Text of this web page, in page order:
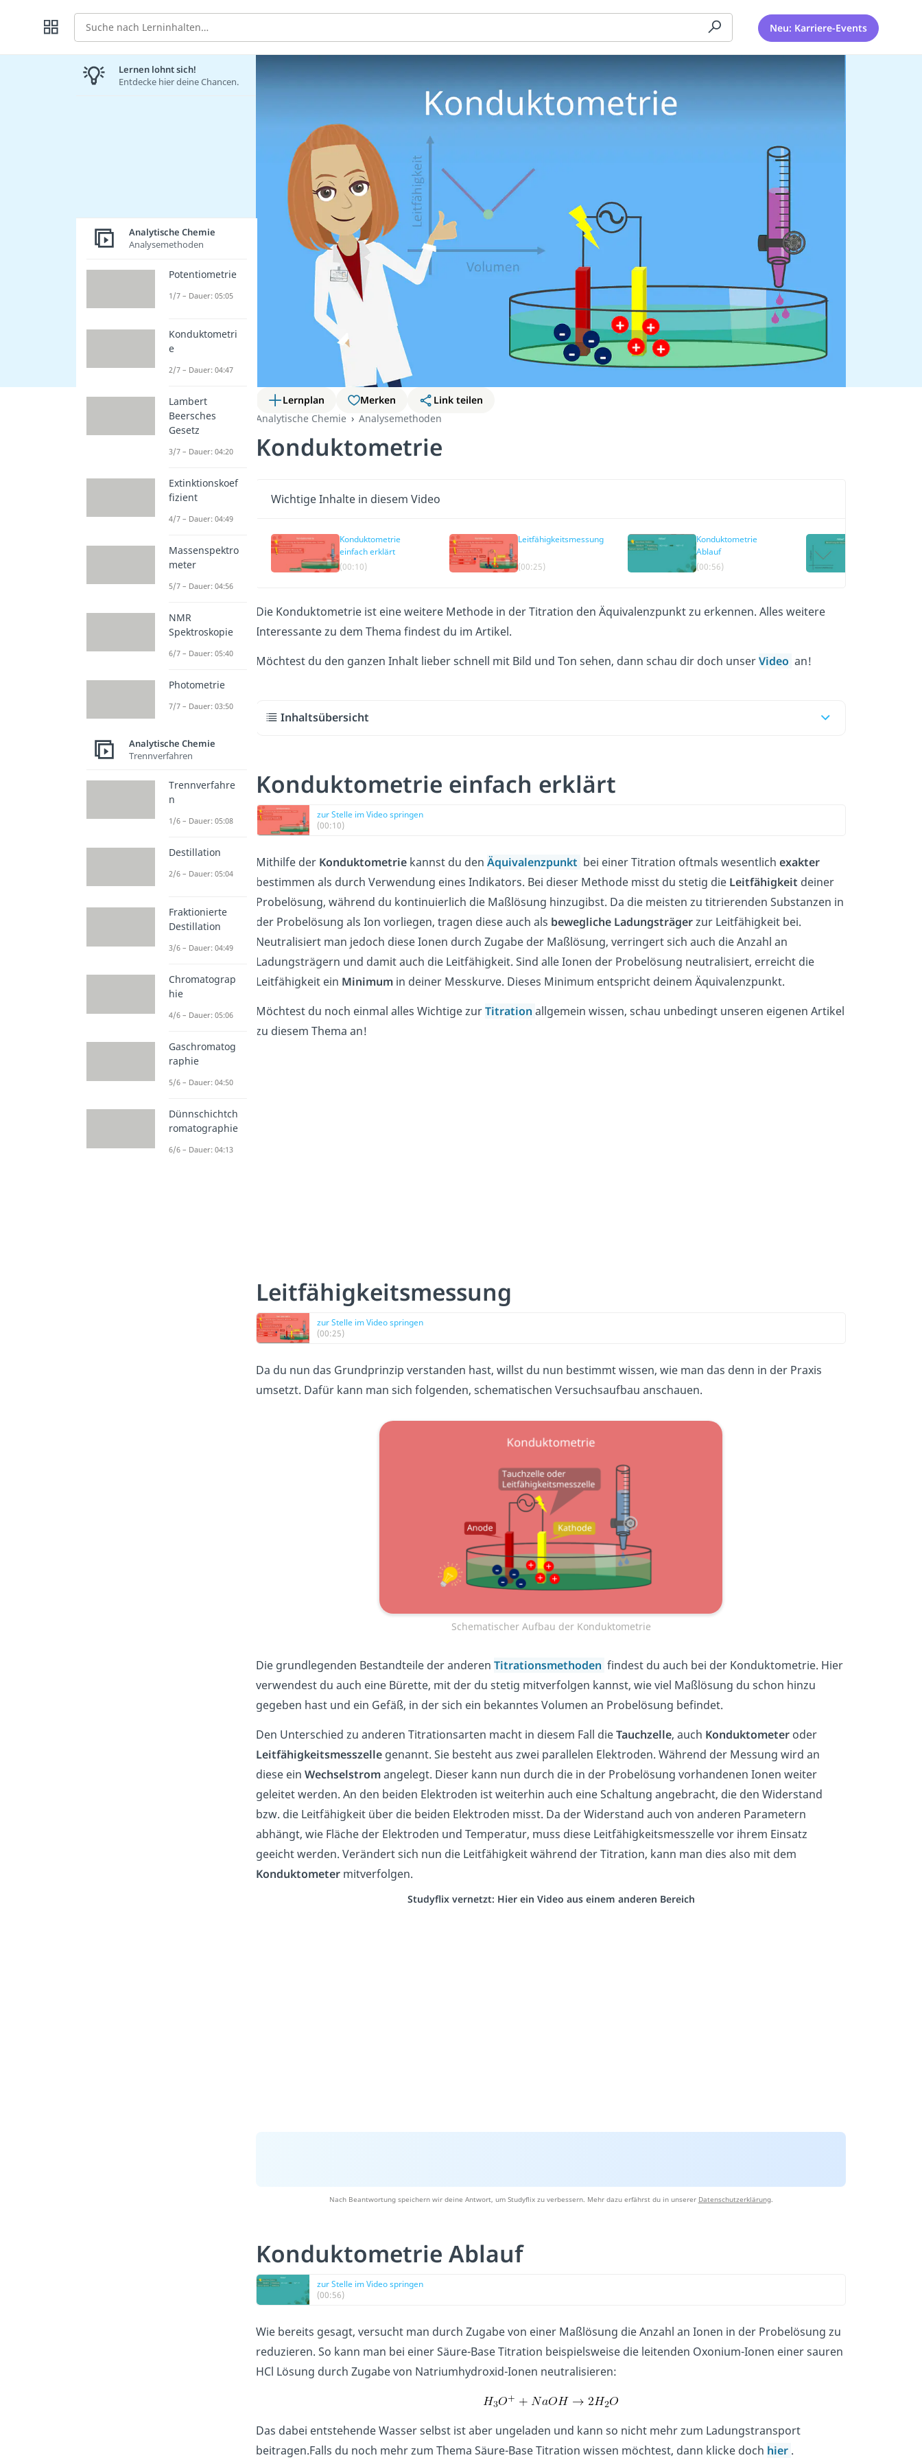
Suche Neu: Karriere-Events
Lernplan Merken
Link teilen
Analytische Chemie
Analysemethoden
Konduktometrie
Wichtige Inhalte in diesem Video
Konduktometrie
einfach erklärt
(00:10)
Leitfähigkeitsmessung
(00:25)
Konduktometrie
Ablauf
(00:56)
Die Konduktometrie ist eine weitere Methode in der Titration den Äquivalenzpunkt zu erkennen. Alles weitere
Interessante zu dem Thema findest du im Artikel.
Möchtest du den ganzen Inhalt lieber schnell mit Bild und Ton sehen, dann schau dir doch unserVideo an!
Inhaltsübersicht
Konduktometrie einfach erklärt
zur Stelle im Video springen
(00:10)
Mithilfe der Konduktometrie kannst du den Äquivalenzpunkt bei einer Titration oftmals wesentlich exakter
bestimmen als durch Verwendung eines Indikators. Bei dieser Methode misst du stetig die Leitfähigkeit deiner
Probelösung, während du kontinuierlich die Maßlösung hinzugibst. Da die meisten zu titrierenden Substanzen in
der Probelösung als Ion vorliegen, tragen diese auch als bewegliche Ladungsträgerzur Leitfähigkeit bei.
Neutralisiert man jedoch diese Ionen durch Zugabe der Maßlösung, verringert sich auch die Anzahl an
Ladungsträgern und damit auch die Leitfähigkeit. Sind alle Ionen der Probelösung neutralisiert, erreicht die
Leitfähigkeit ein Minimum in deiner Messkurve. Dieses Minimum entspricht deinem Äquivalenzpunkt.
Möchtest du noch einmal alles Wichtige zurTitration allgemein wissen, schau unbedingt unseren eigenen Artikel
zu diesem Thema an!
Leitfähigkeitsmessung
zur Stelle im Video springen
(00:25)
Da du nun das Grundprinzip verstanden hast, willst du nun bestimmt wissen, wie man das denn in der Praxis
umsetzt. Dafür kann man sich folgenden, schematischen Versuchsaufbau anschauen.
Schematischer Aufbau der Konduktometrie
Die grundlegenden Bestandteile der anderen Titrationsmethoden findest du auch bei der Konduktometrie. Hier
verwendest du auch eine Bürette, mit der du stetig mitverfolgen kannst, wie viel Maßlösung du schon hinzu
gegeben hast und ein Gefäß, in der sich ein bekanntes Volumen an Probelösung befindet.
Den Unterschied zu anderen Titrationsarten macht in diesem Fall dieTauchzelle, auch Konduktometer oder
Leitfähigkeitsmesszelle genannt. Sie besteht aus zwei parallelen Elektroden. Während der Messung wird an
diese ein Wechselstromangelegt. Dieser kann nun durch die in der Probelösung vorhandenen Ionen weiter
geleitet werden. An den beiden Elektroden ist weiterhin auch eine Schaltung angebracht, die den Widerstand
bzw. die Leitfähigkeit über die beiden Elektroden misst. Da der Widerstand auch von anderen Parametern
abhängt, wie Fläche der Elektroden und Temperatur, muss diese Leitfähigkeitsmesszelle vor ihrem Einsatz
geeicht werden. Verändert sich nun die Leitfähigkeit während der Titration, kann man dies also mit dem
Konduktometer mitverfolgen.
Studyflix vernetzt: Hier ein Video aus einem anderen Bereich
Nach Beantwortung speichern wir deine Antwort, um Studyflix zu verbessern. Mehr dazu erfährst du in unserer Datenschutzerklärung.
Konduktometrie Ablauf
zur Stelle im Video springen
(00:56)
Wie bereits gesagt, versucht man durch Zugabe von einer Maßlösung die Anzahl an Ionen in der Probelösung zu
reduzieren. So kann man bei einer Säure-Base Titration beispielsweise die leitenden Oxonium-Ionen einer sauren
HCl Lösung durch Zugabe von Natriumhydroxid-Ionen neutralisieren:
Das dabei entstehende Wasser selbst ist aber ungeladen und kann so nicht mehr zum Ladungstransport
beitragen.Falls du noch mehr zum Thema Säure-Base Titration wissen möchtest, dann klicke doch hier .
Lernen lohnt sich!
Entdecke hier deine Chancen.
Analytische Chemie
Analysemethoden
Potentiometrie
1/7 – Dauer: 05:05
Konduktometri
e
2/7 – Dauer: 04:47
Lambert
Beersches
Gesetz
3/7 – Dauer: 04:20
Extinktionskoef
fizient
4/7 – Dauer: 04:49
Massenspektro
meter
5/7 – Dauer: 04:56
NMR
Spektroskopie
6/7 – Dauer: 05:40
Photometrie
7/7 – Dauer: 03:50
Analytische Chemie
Trennverfahren
Trennverfahre
n
1/6 – Dauer: 05:08
Destillation
2/6 – Dauer: 05:04
Fraktionierte
Destillation
3/6 – Dauer: 04:49
Chromatograp
hie
4/6 – Dauer: 05:06
Gaschromatog
raphie
5/6 – Dauer: 04:50
Dünnschichtch
romatographie
6/6 – Dauer: 04:13